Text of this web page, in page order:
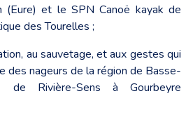
(Eure) et le SPN Canoë kayak de
des Tourelles ;
au sauvetage, et aux gestes qui
des nageurs de la région de Basse-
Rivière-Sens à Gourbeyre